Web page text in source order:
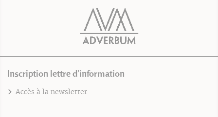
Inscription lettre d'information
Accès à la newsletter